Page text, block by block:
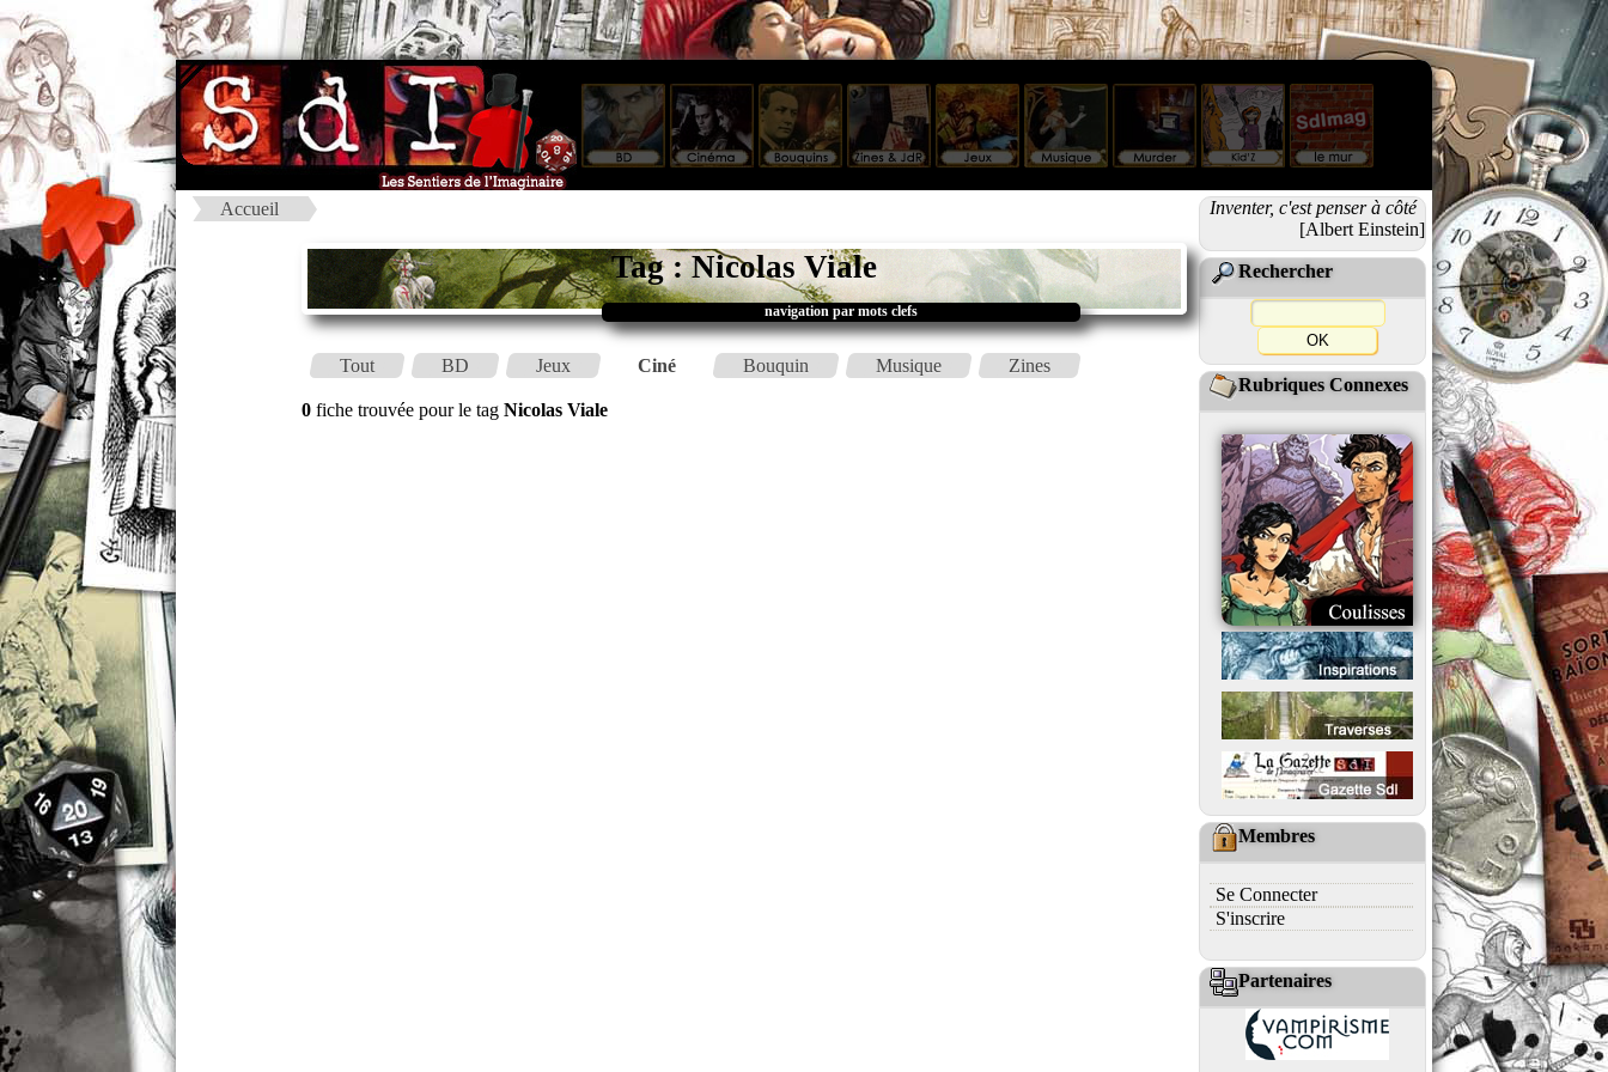
Accueil
Tag : Nicolas Viale
navigation par mots clefs
Tout BD Jeux Ciné Bouquin Musique Zines
0 fiche trouvée pour le tag Nicolas Viale
Inventer, c'est penser à côté
[Albert Einstein]
Rechercher
Rubriques Connexes
Membres
Se Connecter
S'inscrire
Partenaires